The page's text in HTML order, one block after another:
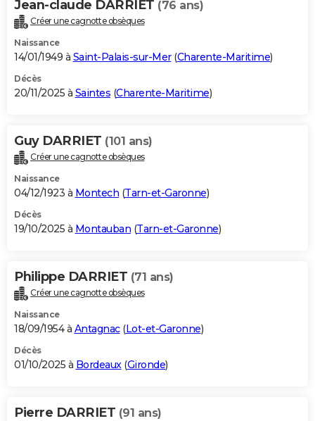
Jean-claude DARRIET (76 ans)
Créer une cagnotte obsèques
Naissance
14/01/1949 à Saint-Palais-sur-Mer(Charente-Maritime)
Décès
20/11/2025 à Saintes (Charente-Maritime)
Guy DARRIET (101 ans)
Créer une cagnotte obsèques
Naissance
04/12/1923 à Montech (Tarn-et-Garonne)
Décès
19/10/2025 à Montauban (Tarn-et-Garonne)
Philippe DARRIET (71 ans)
Créer une cagnotte obsèques
Naissance
18/09/1954 à Antagnac(Lot-et-Garonne)
Décès
01/10/2025 à Bordeaux(Gironde)
Pierre DARRIET (91 ans)